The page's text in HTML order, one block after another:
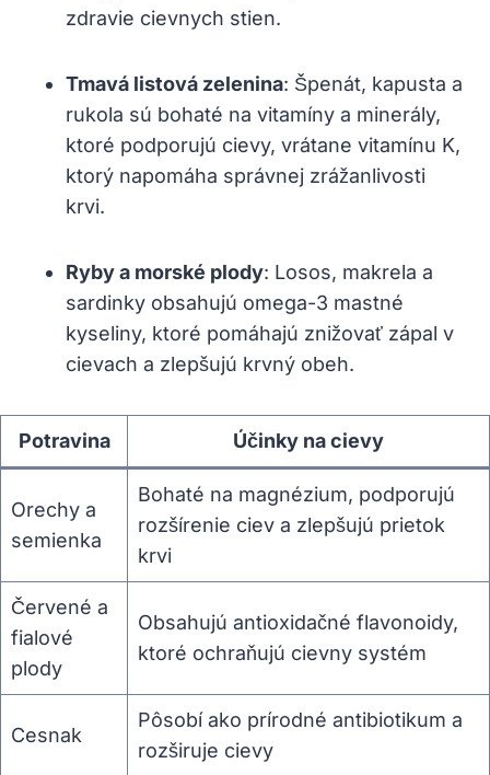
zdravie cievnych⁣ stien.
Tmavá listová⁣ zelenina: ⁤Špenát, kapusta a
rukola sú bohaté na vitamíny ⁤a minerály,
ktoré podporujú cievy, vrátane vitamínu K,
ktorý ‌napomáha správnej ⁤zrážanlivosti
krvi.
Ryby a‍ morské plody: Losos, makrela‌ a‌
sardinky obsahujú omega-3 ⁤mastné
kyseliny, ktoré ​pomáhajú ‌znižovať zápal‍ v
cievach a‍ zlepšujú krvný obeh.
Potravina Účinky ​na cievy
Orechy a
semienka
Bohaté⁤ na magnézium, podporujú
rozšírenie ciev a zlepšujú⁢ prietok
krvi
Červené a
fialové
plody
Obsahujú⁣ antioxidačné flavonoidy,
ktoré ochraňujú cievny systém
Cesnak
Pôsobí ako prírodné⁣ antibiotikum ‍a
rozširuje cievy